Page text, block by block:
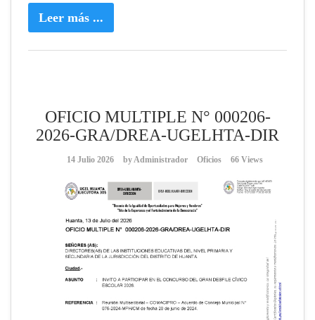
Leer más ...
OFICIO MULTIPLE N° 000206-
2026-GRA/DREA-UGELHTA-DIR
14 Julio 2026 byAdministrador Oficios 66 Views